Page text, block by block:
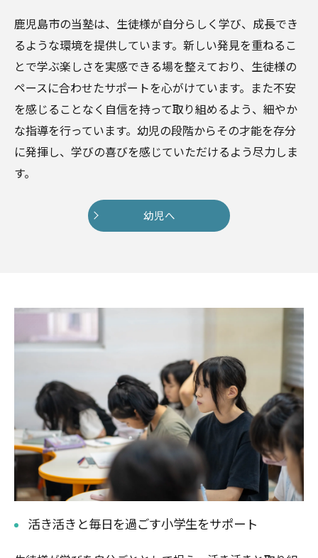
鹿児島市の当塾は、生徒様が自分らしく学び、成長でき
るような環境を提供しています。新しい発見を重ねるこ
とで学ぶ楽しさを実感できる場を整えており、生徒様の
ペースに合わせたサポートを心がけています。また不安
を感じることなく自信を持って取り組めるよう、細やか
な指導を行っています。幼児の段階からその才能を存分
に発揮し、学びの喜びを感じていただけるよう尽力しま
す。
幼児へ
活き活きと毎日を過ごす小学生をサポート